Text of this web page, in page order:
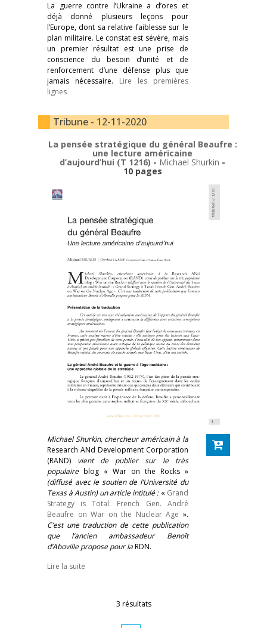
La guerre contre l’Ukraine a d’ores et
déjà donné plusieurs leçons pour
l’Europe, dont sa relative faiblesse sur le
plan militaire. Le constat est sévère, mais
un premier résultat est une prise de
conscience du besoin d’unité et de
renforcement d’une défense plus que
jamais nécessaire. Lire les premières
lignes
Tribune - 12-11-2020
La pensée stratégique du général Beaufre :
une lecture américaine
d’aujourd’hui (T 1216) - Michael Shurkin -
10 pages
Michael Shurkin, chercheur américain à la
Research ANd Development Corporation
(RAND) vient de publier sur le très
populaire blog « War on the Rocks »
(diffusé avec le soutien de l’Université du
Texas à Austin) un article intitulé : « Grand
Strategy is Total: French Gen. André
Beaufre on War on the Nuclear Age ».
C’est une traduction de cette publication
que l’ancien ambassadeur Benoît
d’Aboville propose pour laRDN.
Lire la suite
3 résultats